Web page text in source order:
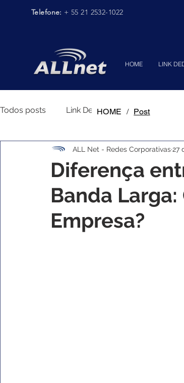
Telefone: + 55 21 2532-1022
HOME LINK
Todos posts Link Dedicado
Segurança de Rede
Diferença
Banda
Empresa?
ALL Net - Redes Corporativas27
HOME / Post